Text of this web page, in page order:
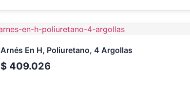
Arnés En H, Poliuretano, 4 Argollas
$ 409.026